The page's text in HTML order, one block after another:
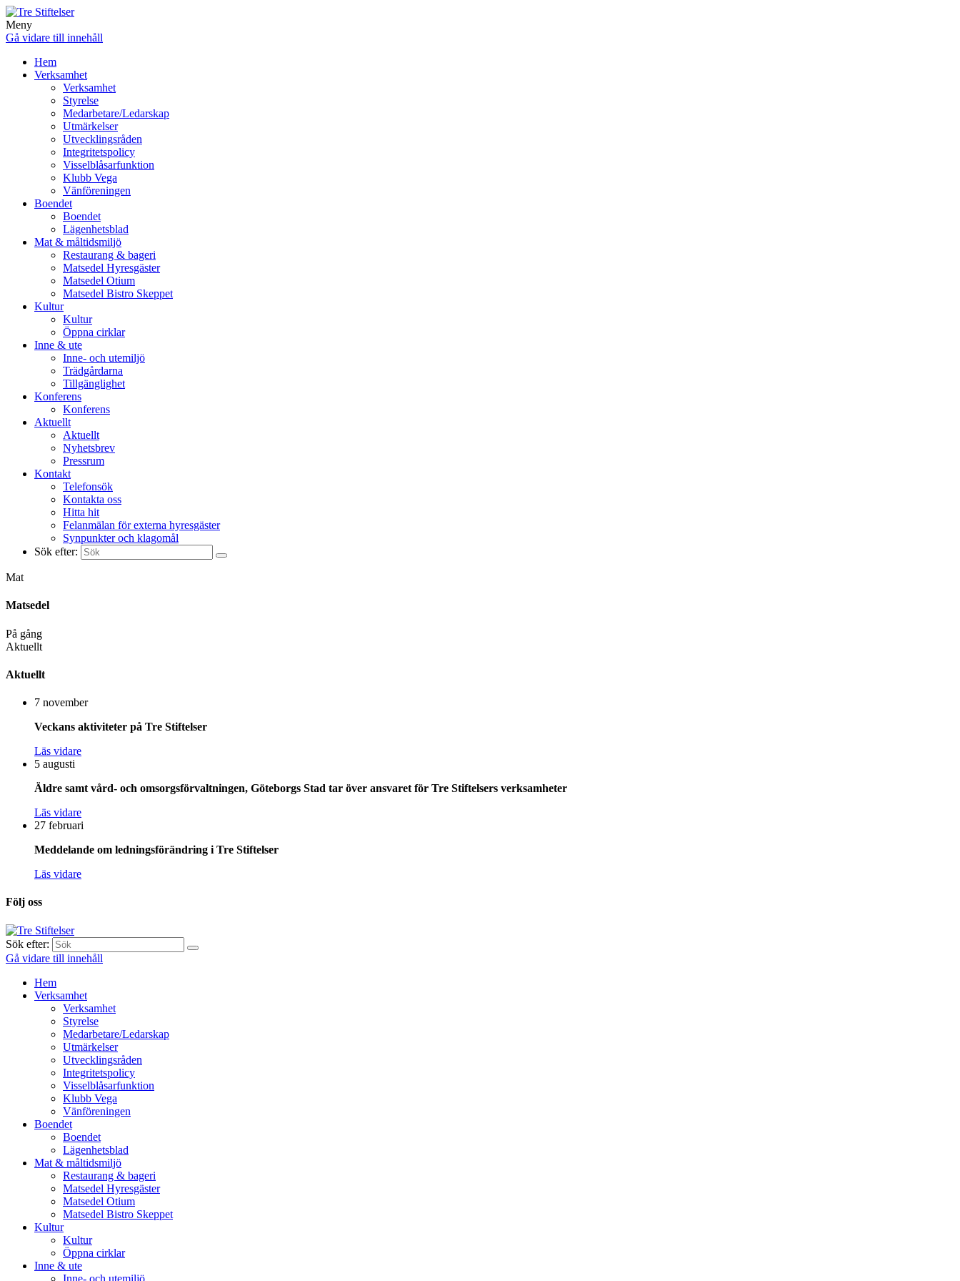
Meny
Gå vidare till innehåll
Hem
Verksamhet
Verksamhet
Styrelse
Medarbetare/Ledarskap
Utmärkelser
Utvecklingsråden
Integritetspolicy
Visselblåsarfunktion
Klubb Vega
Vänföreningen
Boendet
Boendet
Lägenhetsblad
Mat & måltidsmiljö
Restaurang & bageri
Matsedel Hyresgäster
Matsedel Otium
Matsedel Bistro Skeppet
Kultur
Kultur
Öppna cirklar
Inne & ute
Inne- och utemiljö
Trädgårdarna
Tillgänglighet
Konferens
Konferens
Aktuellt
Aktuellt
Nyhetsbrev
Pressrum
Kontakt
Telefonsök
Kontakta oss
Hitta hit
Felanmälan för externa hyresgäster
Synpunkter och klagomål
Sök efter:
Mat
Matsedel
På gång
Aktuellt
Aktuellt
7 november
Veckans aktiviteter på Tre Stiftelser
Läs vidare
5 augusti
Äldre samt vård- och omsorgsförvaltningen, Göteborgs Stad tar över ansvaret för Tre Stiftelsers verksamheter
Läs vidare
27 februari
Meddelande om ledningsförändring i Tre Stiftelser
Läs vidare
Följ oss
Sök efter:
Gå vidare till innehåll
Hem
Verksamhet
Verksamhet
Styrelse
Medarbetare/Ledarskap
Utmärkelser
Utvecklingsråden
Integritetspolicy
Visselblåsarfunktion
Klubb Vega
Vänföreningen
Boendet
Boendet
Lägenhetsblad
Mat & måltidsmiljö
Restaurang & bageri
Matsedel Hyresgäster
Matsedel Otium
Matsedel Bistro Skeppet
Kultur
Kultur
Öppna cirklar
Inne & ute
Inne- och utemiljö